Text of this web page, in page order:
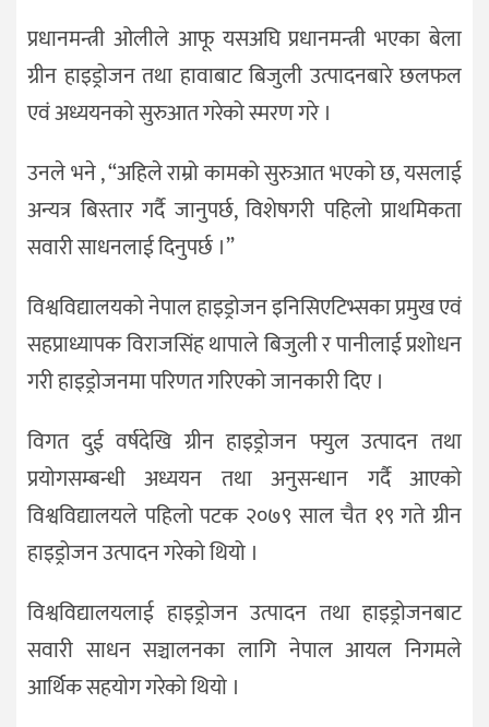
प्रधानमन्त्री ओलीले आफू यसअघि प्रधानमन्त्री भएका बेला
ग्रीन हाइड्रोजन तथा हावाबाट बिजुली उत्पादनबारे छलफल
एवं अध्ययनको सुरुआत गरेको स्मरण गरे ।
उनले भने , “अहिले राम्रो कामको सुरुआत भएको छ, यसलाई
अन्यत्र बिस्तार गर्दै जानुपर्छ, विशेषगरी पहिलो प्राथमिकता
सवारी साधनलाई दिनुपर्छ ।”
विश्वविद्यालयको नेपाल हाइड्रोजन इनिसिएटिभ्सका प्रमुख एवं
सहप्राध्यापक विराजसिंह थापाले बिजुली र पानीलाई प्रशोधन
गरी हाइड्रोजनमा परिणत गरिएको जानकारी दिए ।
विगत दुई वर्षदेखि ग्रीन हाइड्रोजन फ्युल उत्पादन तथा
प्रयोगसम्बन्धी अध्ययन तथा अनुसन्धान गर्दै आएको
विश्वविद्यालयले पहिलो पटक २०७९ साल चैत १९ गते ग्रीन
हाइड्रोजन उत्पादन गरेको थियो ।
विश्वविद्यालयलाई हाइड्रोजन उत्पादन तथा हाइड्रोजनबाट
सवारी साधन सञ्चालनका लागि नेपाल आयल निगमले
आर्थिक सहयोग गरेको थियो ।